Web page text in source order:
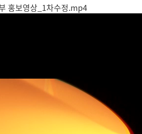
홍보영상_1차수정.mp4